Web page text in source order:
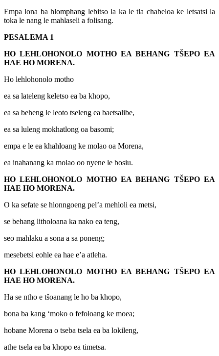
Empa lona ba hlomphang lebitso la ka le tla chabeloa ke letsatsi la
toka le nang le mahlaseli a folisang.
PESALEMA 1
HO LEHLOHONOLO MOTHO EA BEHANG TŠEPO EA
HAE HO MORENA.
Ho lehlohonolo motho
ea sa lateleng keletso ea ba khopo,
ea sa beheng le leoto tseleng ea baetsalibe,
ea sa luleng mokhatlong oa basomi;
empa e le ea khahloang ke molao oa Morena,
ea inahanang ka molao oo nyene le bosiu.
HO LEHLOHONOLO MOTHO EA BEHANG TŠEPO EA
HAE HO MORENA.
O ka sefate se hlonngoeng pel’a mehloli ea metsi,
se behang litholoana ka nako ea teng,
seo mahlaku a sona a sa poneng;
mesebetsi eohle ea hae e’a atleha.
HO LEHLOHONOLO MOTHO EA BEHANG TŠEPO EA
HAE HO MORENA.
Ha se ntho e tšoanang le ho ba khopo,
bona ba kang ‘moko o fefoloang ke moea;
hobane Morena o tseba tsela ea ba lokileng,
athe tsela ea ba khopo ea timetsa.